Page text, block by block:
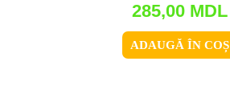
285,00 MDL
ADAUGĂ ÎN COȘ